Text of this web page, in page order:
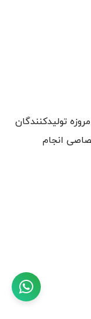
تولیدکنندگان
انجام